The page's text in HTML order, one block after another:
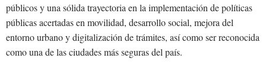
públicos y una sólida trayectoria en la implementación de políticas
públicas acertadas en movilidad, desarrollo social, mejora del
entorno urbano y digitalización de trámites, así como ser reconocida
como una de las ciudades más seguras del país.